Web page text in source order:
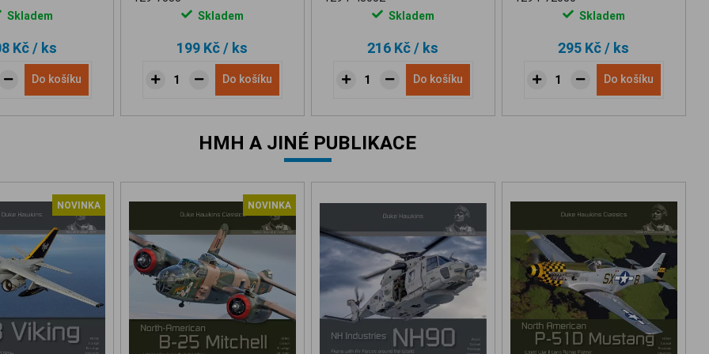
Skladem
Kč/ ks
Do košíku
Skladem
199 Kč/ ks
Do košíku
Skladem
216 Kč/ ks
Do košíku
Skladem
295 Kč/ ks
Do košíku
HMH A JINÉ PUBLIKACE
NOVINKA NOVINKA